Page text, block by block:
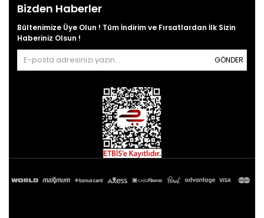
Bizden Haberler
Bültenimize Üye Olun ! Tüm İndirim ve Fırsatlardan İlk Sizin
Haberiniz Olsun !
GÖNDER